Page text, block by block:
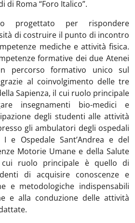
di Roma “Foro Italico”.
per rispondere
di costruire il punto di incontro
mediche e attività fisica.
formative dei due Atenei
percorso formativo unico sul
al coinvolgimento delle tre
Sapienza, il cui ruolo principale
insegnamenti bio-medici e
degli studenti alle attività
gli ambulatori degli ospedali
e Ospedale Sant’Andrea e del
Motorie Umane e della Salute
ruolo principale è quello di
di acquisire conoscenze e
e metodologiche indispensabili
e alla conduzione delle attività